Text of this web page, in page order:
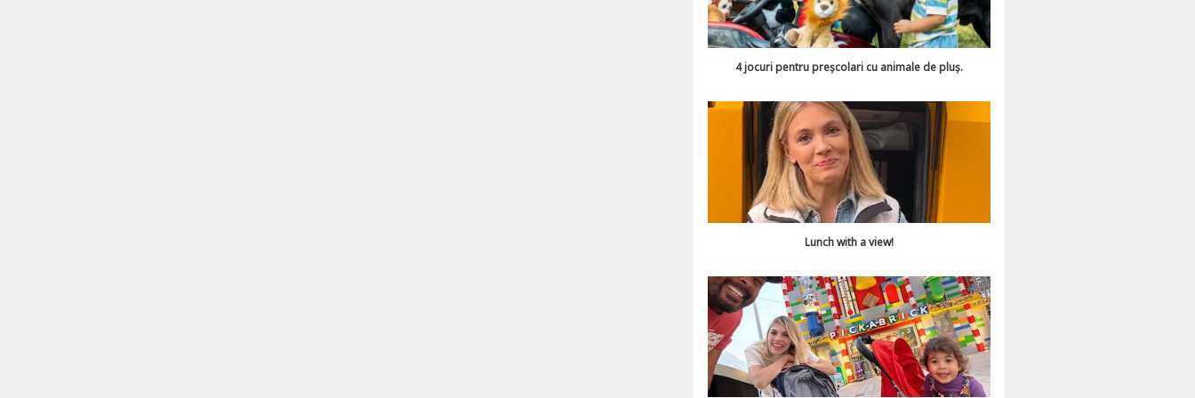
4 jocuri pentru preșcolari cu animale de pluș.
Lunch with a view!